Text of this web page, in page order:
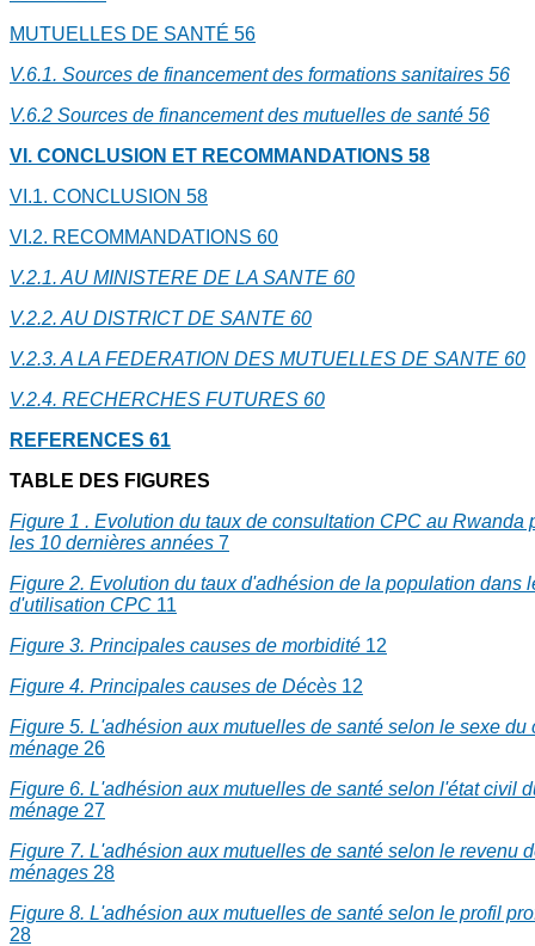
MUTUELLES DE SANTÉ 56
V.6.1. Sources de financement des formations sanitaires 56
V.6.2 Sources de financement des mutuelles de santé 56
VI. CONCLUSION ET RECOMMANDATIONS 58
VI.1. CONCLUSION 58
VI.2. RECOMMANDATIONS 60
V.2.1. AU MINISTERE DE LA SANTE 60
V.2.2. AU DISTRICT DE SANTE 60
V.2.3. A LA FEDERATION DES MUTUELLES DE SANTE 60
V.2.4. RECHERCHES FUTURES 60
REFERENCES 61
TABLE DES FIGURES
Figure 1 . Evolution du taux de consultation CPC au Rwanda
les 10 dernières années 7
Figure 2. Evolution du taux d'adhésion de la population dans
d'utilisation CPC 11
Figure 3. Principales causes de morbidité 12
Figure 4. Principales causes de Décès 12
Figure 5. L'adhésion aux mutuelles de santé selon le sexe du
ménage 26
Figure 6. L'adhésion aux mutuelles de santé selon l'état civil
ménage 27
Figure 7. L'adhésion aux mutuelles de santé selon le revenu
ménages 28
Figure 8. L'adhésion aux mutuelles de santé selon le profil
28